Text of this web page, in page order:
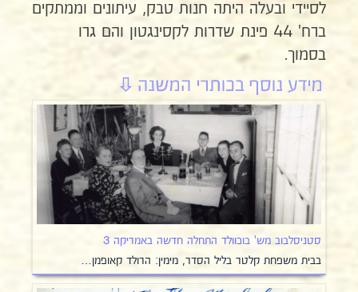
לסיידי ובעלה היתה חנות טבק, עיתונים וממתקים
ברח' 44 פינת שדרות לקסינגטון והם גרו
בסמוך.
סטניסלבוב מש' בוכוולד התחלה חדשה באמריקה 3
בבית משפחת קלטר בליל הסדר, מימין: הרולד קאופמן…